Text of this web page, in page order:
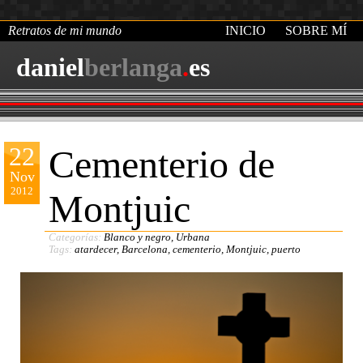
danielberlanga.es
Retratos de mi mundo INICIO SOBRE MÍ
Cementerio de
Montjuic
22
Nov
2012
Categorías: Blanco y negro, Urbana
Tags: atardecer, Barcelona, cementerio, Montjuic, puerto